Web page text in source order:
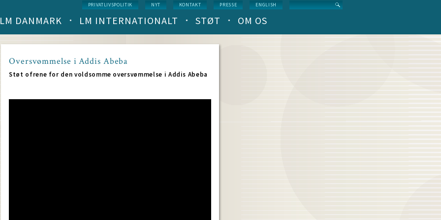
Service
menu
PRIVATLIVSPOLITIK NYT KONTAKT PRESSE ENGLISH
Main
(level
1)
LM DANMARK LM INTERNATIONALT STØT OM OS
Oversvømmelse i Addis Abeba
Støt ofrene for den voldsomme oversvømmelse i Addis Abeba